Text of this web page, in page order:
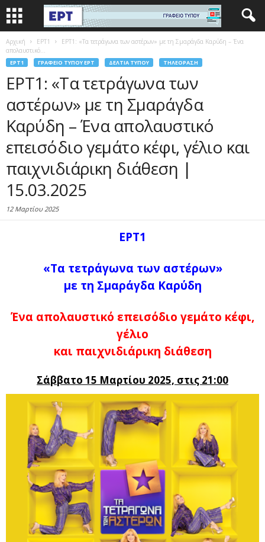
Αρχική EΡΤ1
ΕΡΤ1: «Τα τετράγωνα των αστέρων» με τη Σμαράγδα Καρύδη – Ένα
απολαυστικό...
EΡΤ1 ΓΡΑΦΕΊΟ ΤΎΠΟΥ ΕΡΤ ΔΕΛΤΊΑ ΤΎΠΟΥ ΤΗΛΕΌΡΑΣΗ
ΕΡΤ1: «Τα τετράγωνα των
αστέρων» με τη Σμαράγδα
Καρύδη – Ένα απολαυστικό
επεισόδιο γεμάτο κέφι, γέλιο και
παιχνιδιάρικη διάθεση |
15.03.2025
12 Μαρτίου 2025
ΕΡΤ1
«Τα τετράγωνα των αστέρων»
με τη Σμαράγδα Καρύδη
Ένα απολαυστικό επεισόδιο γεμάτο κέφι,
γέλιο
και παιχνιδιάρικη διάθεση
Σάββατο 15 Μαρτίου 2025, στις 21:00